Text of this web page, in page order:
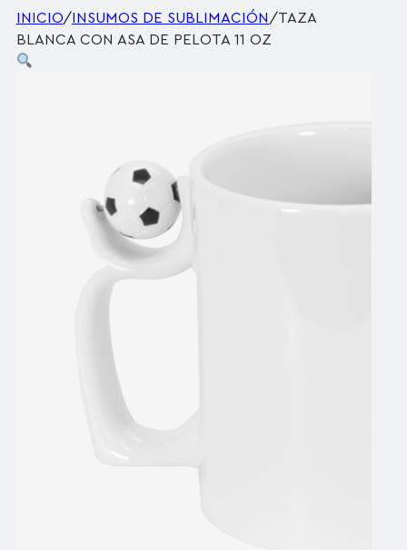
INICIO/ INSUMOS DE SUBLIMACIÓN /TAZA
BLANCA CON ASA DE PELOTA 11 OZ